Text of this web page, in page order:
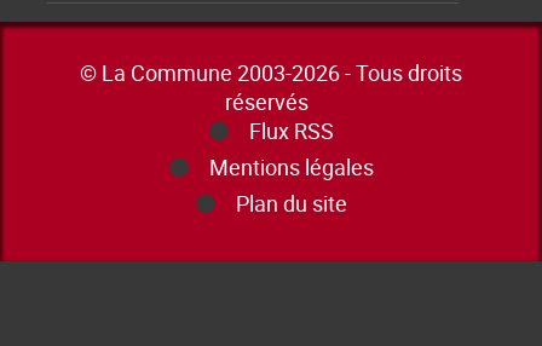
© La Commune 2003-2026 - Tous droits
réservés
Flux RSS
Mentions légales
Plan du site